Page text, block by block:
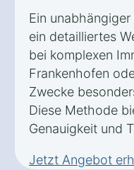
Ein
ein detailliertes
bei komplexen
Frankenhofen
Zwecke
Diese Methode
Genauigkeit und
Jetzt Angebot